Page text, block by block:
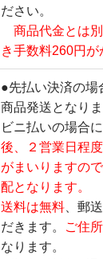
ださい。
商品代金とは
き手数料260円が
●先払い決済の場
商品発送となり
ビニ払いの場合に
後、２営業日程
がまいりますの
配となります。
送料は無料、郵
だきます。
ご住
なります。